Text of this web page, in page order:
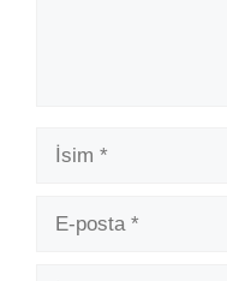
İsim
posta